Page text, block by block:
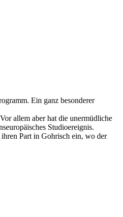
Ein ganz besonderer
allem aber hat die unermüdliche
Studioereignis.
Part in Gohrisch ein, wo der